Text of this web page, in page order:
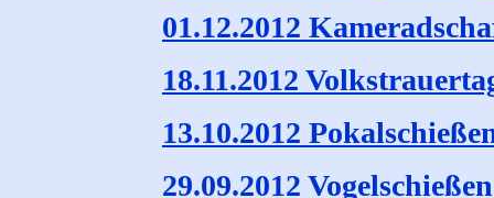
01.12.2012
18.11.2012
13.10.2012
29.09.2012